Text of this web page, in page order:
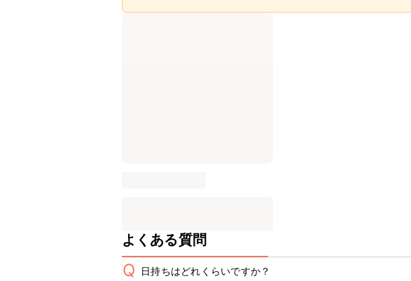
よくある質問
Q 日持ちはどれくらいですか？